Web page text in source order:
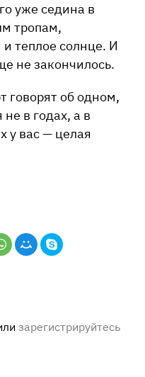
уже седина в
тропам,
теплое солнце. И
не закончилось.
говорят об одном,
в годах, а в
у вас — целая
зарегистрируйтесь